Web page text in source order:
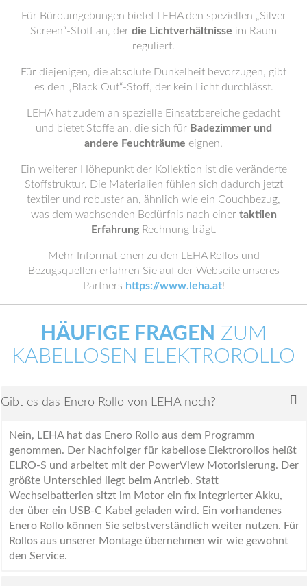
Für Büroumgebungen bietet LEHA den speziellen „Silver
Screen“-Stoff an, der die Lichtverhältnisse im Raum
reguliert.
Für diejenigen, die absolute Dunkelheit bevorzugen, gibt
es den „Black Out“-Stoff, der kein Licht durchlässt.
LEHA hat zudem an spezielle Einsatzbereiche gedacht
und bietet Stoffe an, die sich für Badezimmer und
andere Feuchträume eignen.
Ein weiterer Höhepunkt der Kollektion ist die veränderte
Stoffstruktur. Die Materialien fühlen sich dadurch jetzt
textiler und robuster an, ähnlich wie ein Couchbezug,
was dem wachsenden Bedürfnis nach einer taktilen
ErfahrungRechnung trägt.
Mehr Informationen zu den LEHA Rollos und
Bezugsquellen erfahren Sie auf der Webseite unseres
Partners https://www.leha.at!
HÄUFIGE FRAGEN ZUM
KABELLOSEN ELEKTROROLLO
Gibt es das Enero Rollo von LEHA noch?
Nein, LEHA hat das Enero Rollo aus dem Programm
genommen. Der Nachfolger für kabellose Elektrorollos heißt
ELRO-S und arbeitet mit der PowerView Motorisierung. Der
größte Unterschied liegt beim Antrieb. Statt
Wechselbatterien sitzt im Motor ein fix integrierter Akku,
der über ein USB-C Kabel geladen wird. Ein vorhandenes
Enero Rollo können Sie selbstverständlich weiter nutzen. Für
Rollos aus unserer Montage übernehmen wir wie gewohnt
den Service.